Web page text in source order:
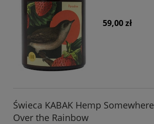
59,00 zł
Świeca KABAK Hemp Somewhere
Over the Rainbow